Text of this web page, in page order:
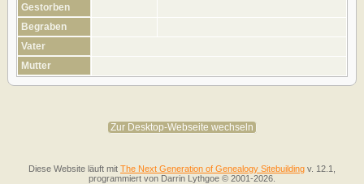
Gestorben
Begraben
Vater
Mutter
Zur Desktop-Webseite wechseln
Diese Website läuft mit The Next Generation of Genealogy Sitebuilding v. 12.1,
programmiert von Darrin Lythgoe © 2001-2026.